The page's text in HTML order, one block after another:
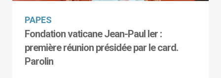
PAPES
Fondation vaticane Jean-Paul Ier :
première réunion présidée par le card.
Parolin